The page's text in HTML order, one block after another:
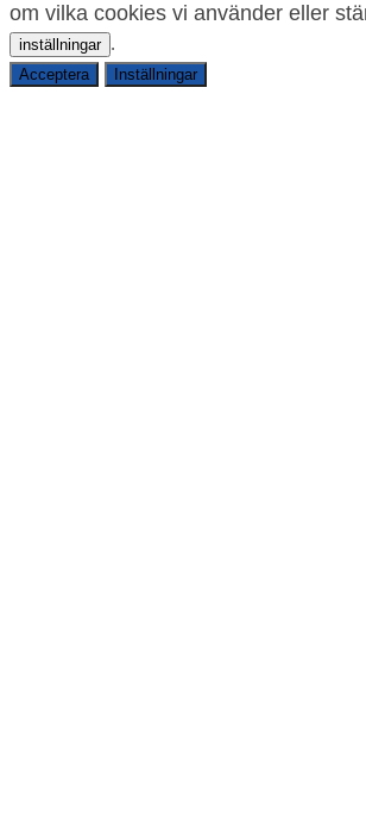
om vilka cookies vi använder eller
inställningar .
Acceptera Inställningar